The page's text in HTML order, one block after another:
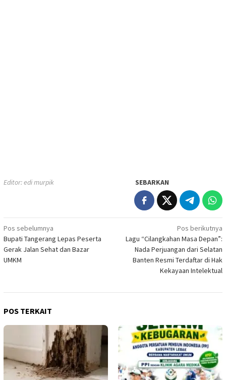
Editor: edi murpik SEBARKAN
Navigasi
pos
Pos sebelumnya
Bupati Tangerang Lepas Peserta
Gerak Jalan Sehat dan Bazar
UMKM
Pos berikutnya
Lagu “Cilangkahan Masa Depan”:
Nada Perjuangan dari Selatan
Banten Resmi Terdaftar di Hak
Kekayaan Intelektual
POS TERKAIT